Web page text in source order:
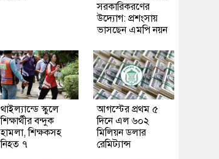
সরকারিকরণের
উদ্যোগ: প্রশংসায়
ভাসছেন এমপি নয়ন
থাইল্যান্ডে স্কুলে
শিক্ষার্থীর বন্দুক
হামলা, শিক্ষকসহ
নিহত ৭
আগস্টের প্রথম ৫
দিনে এল ৬০২
মিলিয়ন ডলার
রেমিট্যান্স